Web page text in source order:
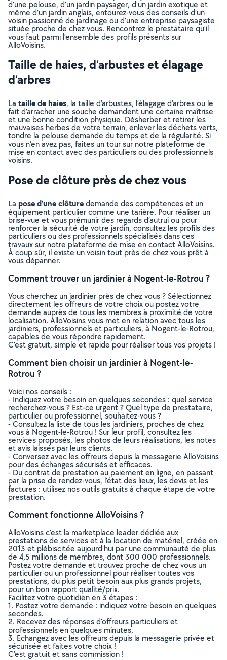
d’une pelouse, d’un jardin paysager, d’un jardin exotique et
même d’un jardin anglais, entourez-vous des conseils d’un
voisin passionné de jardinage ou d’une entreprise paysagiste
située proche de chez vous. Rencontrez le prestataire qu’il
vous faut parmi l’ensemble des profils présents sur
AlloVoisins.
Taille de haies, d’arbustes et élagage
d’arbres
La taille de haies, la taille d’arbustes, l’élagage d’arbres ou le
fait d’arracher une souche demandent une certaine maîtrise
et une bonne condition physique. Désherber et retirer les
mauvaises herbes de votre terrain, enlever les déchets verts,
tondre la pelouse demande du temps et de la régularité. Si
vous n’en avez pas, faites un tour sur notre plateforme de
mise en contact avec des particuliers ou des professionnels
voisins.
Pose de clôture près de chez vous
La pose d’une clôturedemande des compétences et un
équipement particulier comme une tarière. Pour réaliser un
brise-vue et vous prémunir des regards d’autrui ou pour
renforcer la sécurité de votre jardin, consultez les profils des
particuliers ou des professionnels spécialisés dans ces
travaux sur notre plateforme de mise en contact AlloVoisins.
À coup sûr, il existe un voisin tout près de chez vous prêt à
vous dépanner.
Comment trouver un jardinier à Nogent-le-Rotrou ?
Vous cherchez un jardinier près de chez vous ? Sélectionnez
directement les offreurs de votre choix ou postez votre
demande auprès de tous les membres à proximité de votre
localisation. AlloVoisins vous met en relation avec tous les
jardiniers, professionnels et particuliers, à Nogent-le-Rotrou,
capables de vous répondre rapidement.
C’est gratuit, simple et rapide pour réaliser tous vos projets !
Comment bien choisir un jardinier à Nogent-le-
Rotrou ?
Voici nos conseils :
- Indiquez votre besoin en quelques secondes : quel service
recherchez-vous ? Est-ce urgent ? Quel type de prestataire,
particulier ou professionnel, souhaitez-vous ?
- Consultez la liste de tous les jardiniers, proches de chez
vous à Nogent-le-Rotrou ! Sur leur profil, consultez les
services proposés, les photos de leurs réalisations, les notes
et avis laissés par leurs clients.
- Conversez avec les offreurs depuis la messagerie AlloVoisins
pour des échanges sécurisés et efficaces.
- Du contrat de prestation au paiement en ligne, en passant
par la prise de rendez-vous, l’état des lieux, les devis et les
factures : utilisez nos outils gratuits à chaque étape de votre
prestation.
Comment fonctionne AlloVoisins ?
AlloVoisins c’est la marketplace leader dédiée aux
prestations de services et à la location de matériel, créée en
2013 et plébiscitée aujourd’hui par une communauté de plus
de 4,5 millions de membres, dont 300 000 professionnels.
Postez votre demande et trouvez proche de chez vous un
particulier ou un professionnel pour réaliser toutes vos
prestations, du plus petit besoin aux plus grands projets,
pour un bon rapport qualité/prix.
Facilitez votre quotidien en 3 étapes :
1. Postez votre demande : indiquez votre besoin en quelques
secondes.
2. Recevez des réponses d’offreurs particuliers et
professionnels en quelques minutes.
3. Echangez avec les offreurs depuis la messagerie privée et
sécurisée et faites votre choix !
C’est gratuit et sans commission !